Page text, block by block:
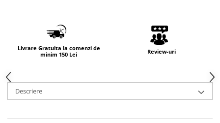
Livrare Gratuita la comenzi de
minim 150 Lei
Review-uri
Descriere